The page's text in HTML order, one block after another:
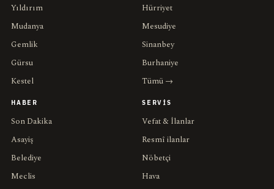
Yıldırım
Mudanya
Gemlik
Gürsu
Kestel
Hürriyet
Mesudiye
Sinanbey
Burhaniye
Tümü →
HABER
Son Dakika
Asayiş
Belediye
Meclis
SERVIS
Vefat & İlanlar
Resmî ilanlar
Nöbetçi
Hava